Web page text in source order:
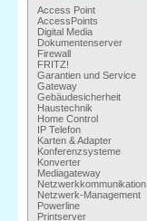
Access Point
AccessPoints
Digital Media
Dokumentenserver
Firewall
FRITZ!
Garantien und Service
Gateway
Gebäudesicherheit
Haustechnik
Home Control
IP Telefon
Karten & Adapter
Konferenzsysteme
Konverter
Mediagateway
Netzwerkkommunikation
Netzwerk-Management
Powerline
Printserver